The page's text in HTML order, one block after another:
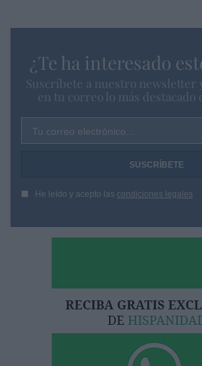
¿Te ha interesado
Suscríbete a nuestro newsletter
en tu correo lo más destacado
Tu correo electrónico...
He leído y acepto las condiciones legales